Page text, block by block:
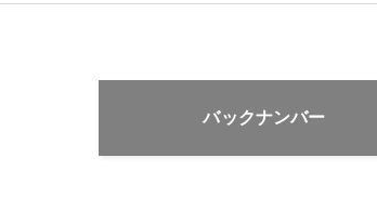
バックナンバー